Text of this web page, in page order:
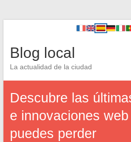
Blog local
La actualidad de la ciudad
Descubre las
e innovaciones
puedes perder